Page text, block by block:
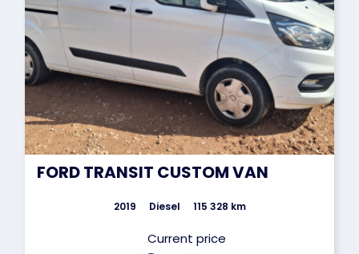
FORD TRANSIT CUSTOM VAN
2019 Diesel 115 328 km
Current price